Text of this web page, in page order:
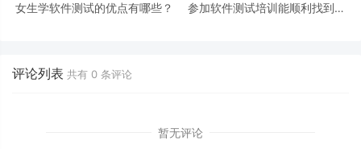
女生学软件测试的优点有哪些？
参加软件测试培训能顺利找到工
评论列表 共有 0 条评论
暂无评论